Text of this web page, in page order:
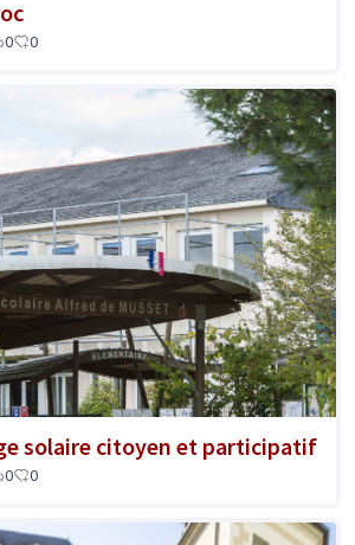
0 0
solaire citoyen et participatif
0 0